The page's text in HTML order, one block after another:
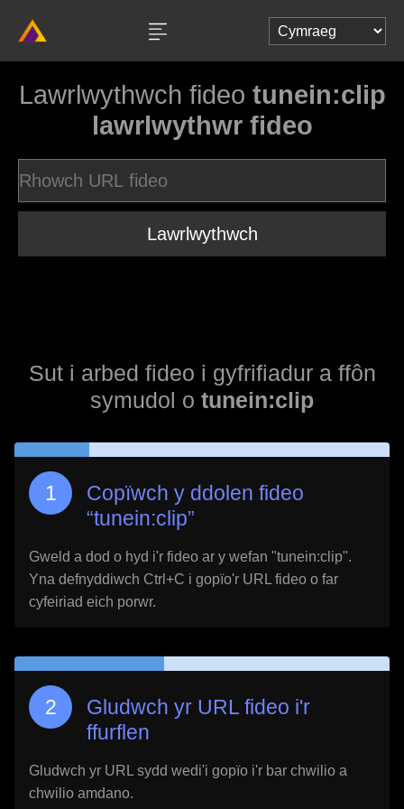
Lawrlwythwch fideo tunein:clip
lawrlwythwr fideo
Lawrlwythwch
Sut i arbed fideo i gyfrifiadur a ffôn
symudol o tunein:clip
Copïwch y ddolen fideo
“tunein:clip”
Gweld a dod o hyd i'r fideo ar y wefan "tunein:clip".
Yna defnyddiwch Ctrl+C i gopïo'r URL fideo o far
cyfeiriad eich porwr.
Gludwch yr URL fideo i'r
ffurflen
Gludwch yr URL sydd wedi'i gopïo i'r bar chwilio a
chwilio amdano.